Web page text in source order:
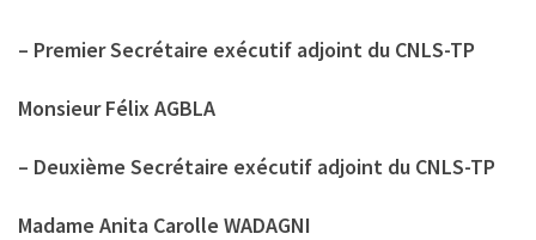
– Premier Secrétaire exécutif adjoint du CNLS-TP
Monsieur Félix AGBLA
– Deuxième Secrétaire exécutif adjoint du CNLS-TP
Madame Anita Carolle WADAGNI